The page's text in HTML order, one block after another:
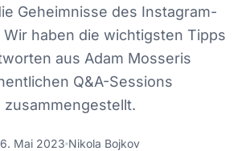
Geheimnisse des Instagram-
Wir haben die wichtigsten Tipps
aus Adam Mosseris
Q&A-Sessions
zusammengestellt.
6. Mai 2023 Nikola Bojkov